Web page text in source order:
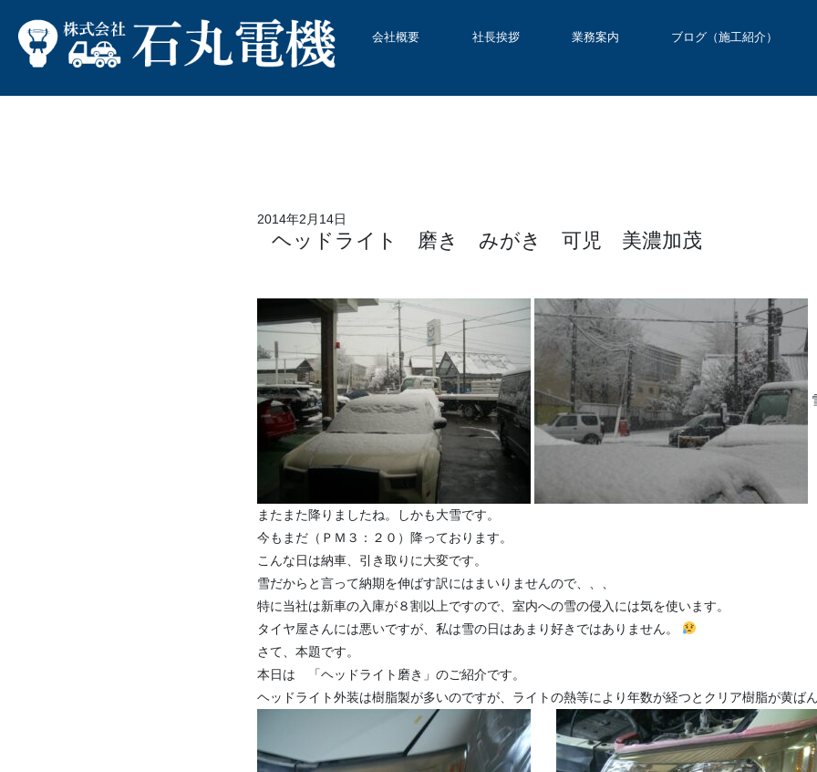
会社概要 社長挨拶 業務案内 ブログ（施工紹介）
2014年2月14日
ヘッドライト 磨き みがき 可児 美濃加茂
またまた降りましたね。しかも大雪です。
今もまだ（ＰＭ３：２０）降っております。
こんな日は納車、引き取りに大変です。
雪だからと言って納期を伸ばす訳にはまいりませんので、、、
特に当社は新車の入庫が８割以上ですので、室内への雪の侵入には気を使います。
タイヤ屋さんには悪いですが、私は雪の日はあまり好きではありません。
さて、本題です。
本日は 「ヘッドライト磨き」のご紹介です。
ヘッドライト外装は樹脂製が多いのですが、ライトの熱等により年数が経つとクリア樹脂が黄ば